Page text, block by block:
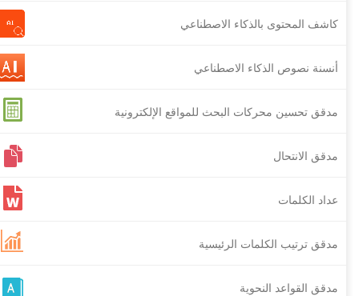
كاشف المحتوى بالذكاء الاصطناعي
أنسنة نصوص الذكاء الاصطناعي
مدقق تحسين محركات البحث للمواقع الإلكترونية
مدقق الانتحال
عداد الكلمات
مدقق ترتيب الكلمات الرئيسية
مدقق القواعد النحوية